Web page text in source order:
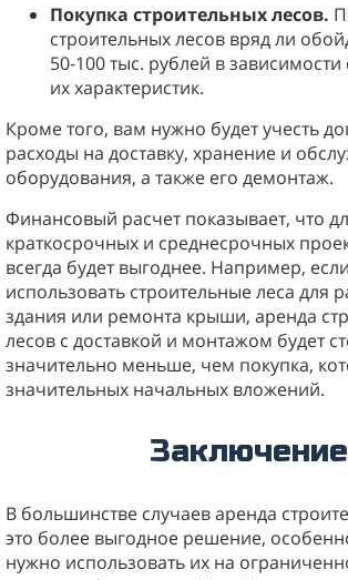
Покупка строительных лесов.
строительных лесов вряд ли
50-100 тыс. рублей в зависимости
их характеристик.
Кроме того, вам нужно будет учесть
расходы на доставку, хранение и
оборудования, а также его демонтаж.
Финансовый расчет показывает, что
краткосрочных и среднесрочных
всегда будет выгоднее. Например,
использовать строительные леса для
здания или ремонта крыши, аренда
лесов с доставкой и монтажом будет
значительно меньше, чем покупка,
значительных начальных вложений.
Заключение
В большинстве случаев аренда
это более выгодное решение,
нужно использовать их на